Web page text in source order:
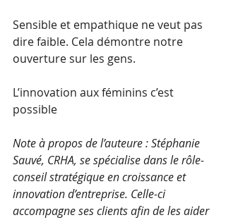
Sensible et empathique ne veut pas
dire faible. Cela démontre notre
ouverture sur les gens.
L’innovation aux féminins c’est
possible
Note à propos de l’auteure : Stéphanie
Sauvé, CRHA, se spécialise dans le rôle-
conseil stratégique en croissance et
innovation d’entreprise. Celle-ci
accompagne ses clients afin de les aider